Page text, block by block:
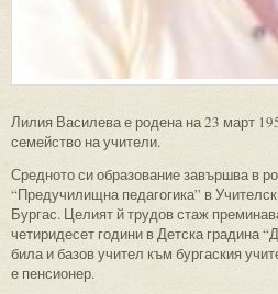
Лилия Василева е родена на 23 март
семейство на учители.
Средното си образование завършва в
“Предучилищна педагогика” в
Бургас. Целият й трудов стаж
четиридесет години в Детска градина
била и базов учител към бургаския
е пенсионер.